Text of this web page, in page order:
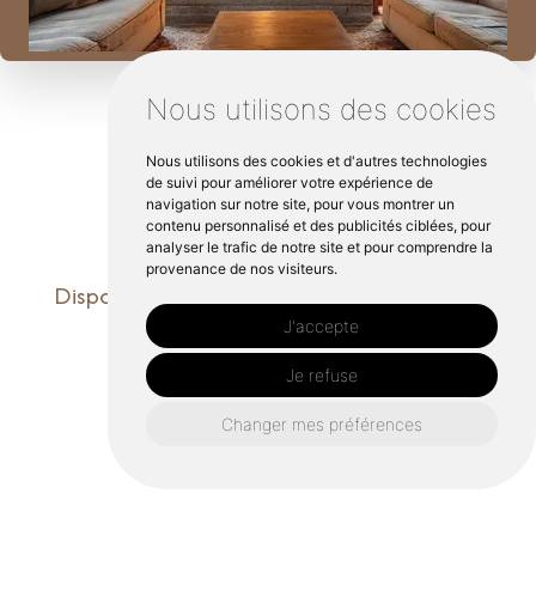
Nous utilisons des cookies
Nous utilisons des cookies et d'autres technologies
de suivi pour améliorer votre expérience de
navigation sur notre site, pour vous montrer un
contenu personnalisé et des publicités ciblées, pour
analyser le trafic de notre site et pour comprendre la
provenance de nos visiteurs.
J'accepte
Je refuse
Changer mes préférences
Disponible du lundi au vendredi, de 8:30 à
17:30